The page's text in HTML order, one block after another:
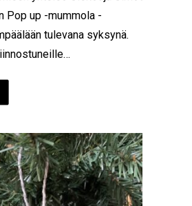
Pop up -mummola -
tulevana syksynä.